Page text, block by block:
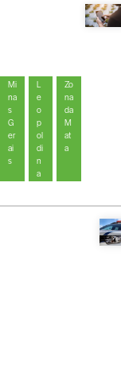
Mi
na
s
G
er
ai
s
L
e
o
p
ol
di
n
a
Zo
na
da
M
at
a